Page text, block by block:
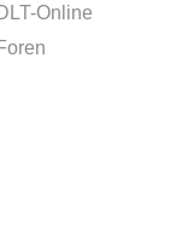
DLT-Online
Foren